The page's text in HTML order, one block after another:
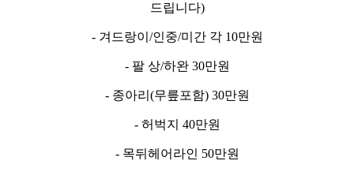
드립니다)
- 겨드랑이/인중/미간 각 10만원
- 팔 상/하완 30만원
- 종아리(무릎포함) 30만원
- 허벅지 40만원
- 목뒤헤어라인 50만원